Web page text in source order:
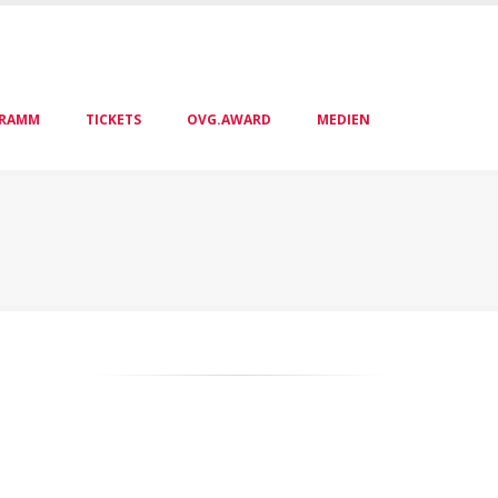
TICKETS OVG.AWARD MEDIEN